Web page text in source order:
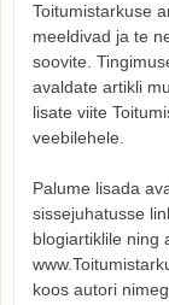
Toitumistarkuse
meeldivad ja te
soovite.
avaldate artikli
lisate viite
veebilehele.
Palume lisada
sissejuhatusse
blogiartiklile ning
koos autori